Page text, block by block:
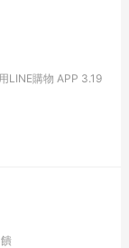
LINE購物 APP 3.19